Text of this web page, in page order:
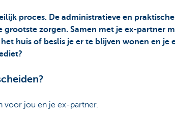
proces. De administratieve en
zorgen. Samen met je ex-partner
huis of beslis je er te blijven wonen en je
voor jou en je ex-partner.